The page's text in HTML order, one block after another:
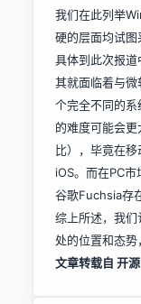
我们在此列举
硬的层面均试图
具体到此次报
其就面临着与
个完全不同的
的难度可能会
比），毕竟在
iOS。而在PC
谷歌Fuchsia存
综上所述，我
处的位置和态势
文章转载自 开